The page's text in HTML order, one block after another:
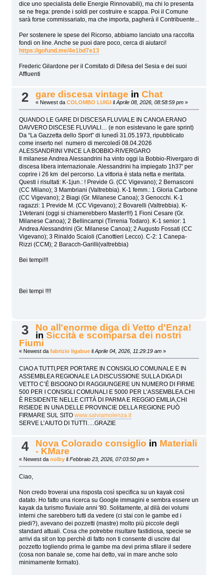
dice uno specialista delle Energie Rinnovabili), ma chi lo presenta
se ne frega: prende i soldi per costruire e scappa. Poi il Comune
sarà forse commissariato, ma che importa, pagherà il Contribuente...
Per sostenere le spese del Ricorso, abbiamo lanciato una raccolta
fondi on line. Anche se puoi dare poco, cerca di aiutarci!
https://gofund.me/4e1bd7e13
Frederic Gilardone per il Comitato di Difesa del Sesia e dei suoi
Affluenti
2 gare discesa vintage inChat
« Newest daCOLOMBO LUIGI il Aprile 08, 2026, 08:58:59 pm »
QUANDO LE GARE DI DISCESA FLUVIALE IN CANOA ERANO
DAVVERO DISCESE FLUVIALI… (e non esistevano le gare sprint)
Da “La Gazzetta dello Sport” di lunedì 31.05.1973, ripubblicato
come inserto nel numero di mercoledì 08.04.2026
ALESSANDRINI VINCE LA BOBBIO-RIVERGARO
Il milanese Andrea Alessandrini ha vinto oggi la Bobbio-Rivergaro di
discesa libera internazionale. Alessandrini ha impiegato 1h37' per
coprire i 26 km del percorso. La vittoria è stata netta e meritata.
Questi i risultati: K-1jun.: ! Previde G. (CC Vigevano); 2 Bernasconi
(CC Milano); 3 Mambriani (Valtrebbia). K-1 femm.: 1 Gloria Carbone
(CC Vigevano); 2 Biagi (Gr. Milanese Canoa); 3 Genocchi. K-1
ragazzi: 1 Previde M. (CC Vigevano); 2 Bovarelli (Valtrebbia). K-
1Veterani (oggi si chiamerebbero Master!!!) 1 Fioni Cesare (Gr.
Milanese Canoa); 2 Bellincampi (Tirrenia Todaro). K-1 senior: 1
Andrea Alessandrini (Gr. Milanese Canoa); 2 Augusto Fossati (CC
Vigevano); 3 Rinaldo Scaioli (Canottieri Lecco). C-2: 1 Canepa-
Rizzi (CCM); 2 Baracch-Garilli(valtrebbia)
Bei tempi!!!
Bei tempi !!!!
3 No all'enorme diga di Vetto d'Enza!
inSiccità e scomparsa dei nostri
Fiumi
« Newest da fabrizio ligabue ilAprile 04, 2026, 11:29:19 am»
CIAO A TUTTI,PER PORTARE IN CONSIGLIO COMUNALE E IN
ASSEMBLEA REGIONALE LA DISCUSSIONE SULLA DIGA DI
VETTO C’É BISOGNO DI RAGGIUNGERE UN NUMERO DI FIRME
500 PER I CONSIGLI COMUNALI E 5000 PER L’ASSEMBLEA.CHI
È RESIDENTE NELLE CITTÀ DI PARMA E REGGIO EMILIA,CHI
RISIEDE IN UNA DELLE PROVINCIE DELLA REGIONE PUÒ
FIRMARE SUL SITO www.salviamolenza.it
SERVE L’AIUTO DI TUTTI….GRAZIE
4 Nova Colorado consiglio in Materiali
- KMare
« Newest da nolby il Febbraio 23, 2026, 07:03:50 pm»
Ciao,
Non credo troverai una risposta così specifica su un kayak così
datato. Ho fatto una ricerca su Google immagini e sembra essere un
kayak da turismo fluviale anni '80. Solitamente, al dilà dei volumi
interni che sarebbero tutti da vedere (ci stai con le gambe ed i
piedi?), avevano dei pozzetti (mastre) molto più piccole degli
standard attuali. Cosa che potrebbe risultare fastidiosa, specie se
arrivi da sit on top perchè di fatto non ti consente di uscire dal
pozzetto togliendo prima le gambe ma devi prima sfilare il sedere
(cosa non banale se, come hai detto, vai in mare anche solo
minimamente formato).